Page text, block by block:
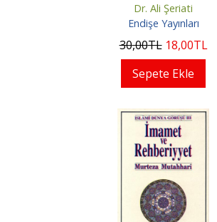
Dr. Ali Şeriati
Endişe Yayınları
30,00TL 18,00TL
Sepete Ekle